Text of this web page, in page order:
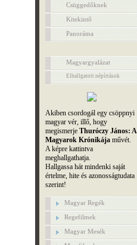
Csüggedőknek
Kitekintő
Panoráma
Magyargyalázat
Elhallgatott népírtások
Akiben csordogál egy csöppnyi
magyar vér, illő, hogy
megismerje Thuróczy János: A
Magyarok Krónikájaművét.
A képre kattintva
meghallgathatja.
Hallgassa hát mindenki saját
értelme, hite és azonosságtudata
szerint!
Magyar Regék
Regefilmek
Magyar Mesék